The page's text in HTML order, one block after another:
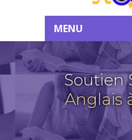
MENU
Soutien
Anglais